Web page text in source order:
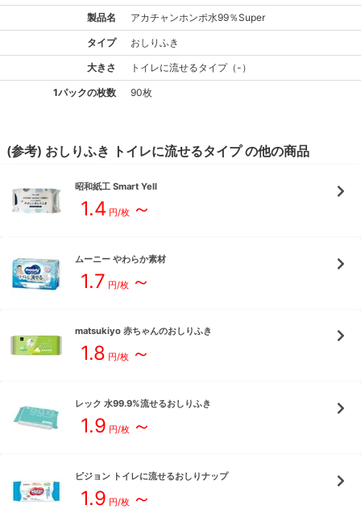
製品名 アカチャンホンポ水99％Super
タイプ おしりふき
大きさ トイレに流せるタイプ（ - ）
1パックの枚数 90枚
(参考) おしりふき トイレに流せるタイプの他の商品
昭和紙工 Smart Yell
1.4 円/枚 ～
ムーニー やわらか素材
1.7 円/枚 ～
matsukiyo 赤ちゃんのおしりふき
1.8 円/枚 ～
レック 水99.9%流せるおしりふき
1.9 円/枚 ～
ピジョン トイレに流せるおしりナップ
1.9 円/枚 ～